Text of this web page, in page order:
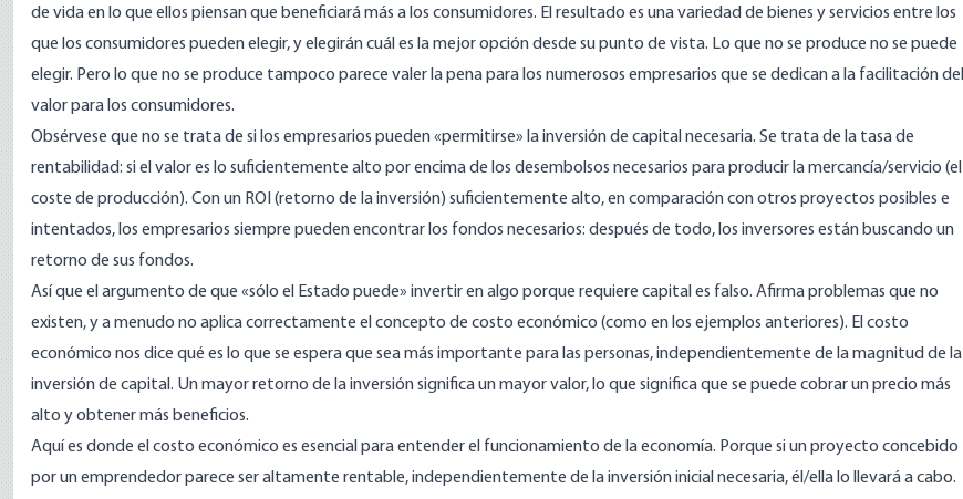
de vida en lo que ellos piensan que beneficiará más a los consumidores. El resultado es una variedad de bienes y servicios entre los
que los consumidores pueden elegir, y elegirán cuál es la mejor opción desde su punto de vista. Lo que no se produce no se puede
elegir. Pero lo que no se produce tampoco parece valer la pena para los numerosos empresarios que se dedican a la facilitación del
valor para los consumidores.
Obsérvese que no se trata de si los empresarios pueden «permitirse» la inversión de capital necesaria. Se trata de la tasa de
rentabilidad: si el valor es lo suficientemente alto por encima de los desembolsos necesarios para producir la mercancía/servicio (el
coste de producción). Con un ROI (retorno de la inversión) suficientemente alto, en comparación con otros proyectos posibles e
intentados, los empresarios siempre pueden encontrar los fondos necesarios: después de todo, los inversores están buscando un
retorno de sus fondos.
Así que el argumento de que «sólo el Estado puede» invertir en algo porque requiere capital es falso. Afirma problemas que no
existen, y a menudo no aplica correctamente el concepto de costo económico (como en los ejemplos anteriores). El costo
económico nos dice qué es lo que se espera que sea más importante para las personas, independientemente de la magnitud de la
inversión de capital. Un mayor retorno de la inversión significa un mayor valor, lo que significa que se puede cobrar un precio más
alto y obtener más beneficios.
Aquí es donde el costo económico es esencial para entender el funcionamiento de la economía. Porque si un proyecto concebido
por un emprendedor parece ser altamente rentable, independientemente de la inversión inicial necesaria, él/ella lo llevará a cabo.